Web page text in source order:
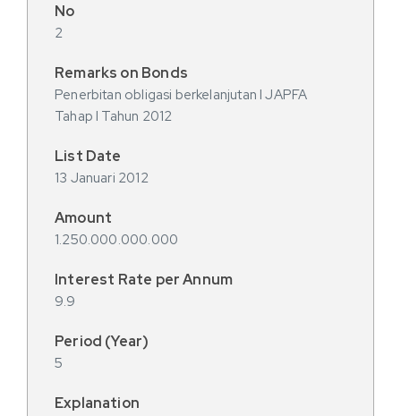
2
Penerbitan obligasi berkelanjutan I JAPFA
Tahap I Tahun 2012
13 Januari 2012
1.250.000.000.000
9.9
5